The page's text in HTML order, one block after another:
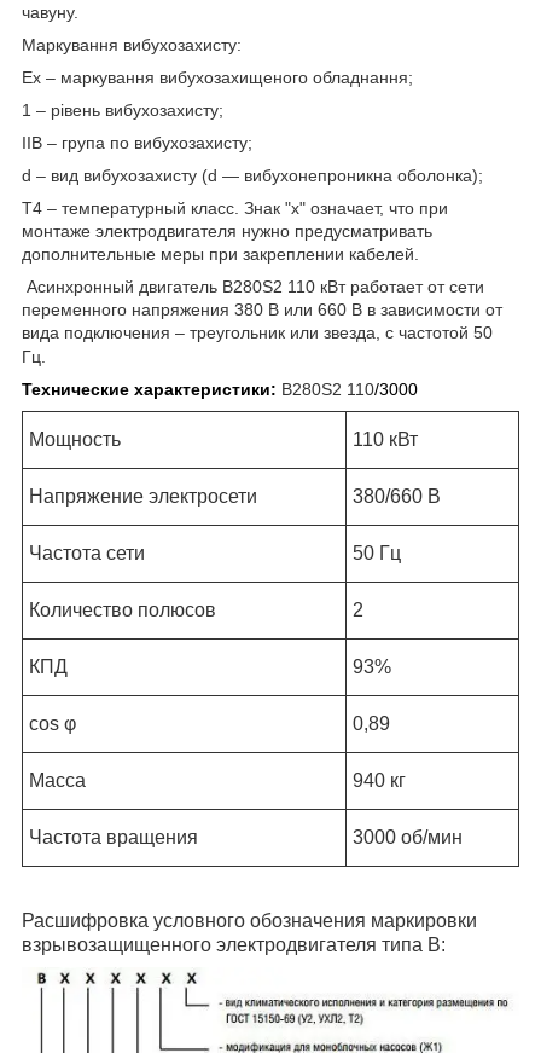
чавуну.
Маркування вибухозахисту:
Ех – маркування вибухозахищеного обладнання;
1 – рівень вибухозахисту;
IIB – група по вибухозахисту;
d – вид вибухозахисту (d ― вибухонепроникна оболонка);
Т4 – температурный класс. Знак "х" означает, что при
монтаже электродвигателя нужно предусматривать
дополнительные меры при закреплении кабелей.
Асинхронный двигатель В280S2 110 кВт работает от сети
переменного напряжения 380 В или 660 В в зависимости от
вида подключения – треугольник или звезда, с частотой 50
Гц.
Технические характеристики: В280S2 110/3000
Мощность 110 кВт
Напряжение электросети 380/660 В
Частота сети 50 Гц
Количество полюсов 2
КПД 93%
cos φ 0,89
Масса 940 кг
Частота вращения 3000 об/мин
Расшифровка условного обозначения маркировки
взрывозащищенного электродвигателя типа В: